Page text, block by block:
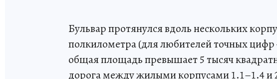
Бульвар протянулся вдоль нескольких
полкилометра (для любителей точных
общая площадь превышает 5 тысяч
дорога между жилыми корпусами 1.1–1.4 и